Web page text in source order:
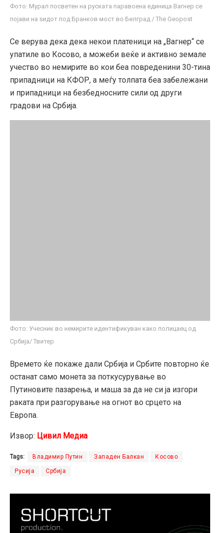
Фото: Мурал посветен на руската паравоена единица Вагнер се
појави на ѕидот под Бранков мост во Белград / The Geopost
Се верува дека дека некои платеници на „Вагнер“ се
упатиле во Косово, а можеби веќе и активно земале
учество во немирите во кои беа повреденини 30-тина
припадници на КФОР, а меѓу толпата беа забележани
и припадници на безбедносните сили од други
градови на Србија.
Фото: Учесник во немирите идентификуван како полицаец од
Србија/ Твитер
Времето ќе покаже дали Србија и Србите повторно ќе
останат само монета за поткусурување во
Путиновите пазарења, и маша за да не си ја изгори
раката при разгорување на огнот во срцето на
Европа.
Извор: Цивил Медиа
Tags: Владимир Путин Западен Балкан Косово
Русија Србија